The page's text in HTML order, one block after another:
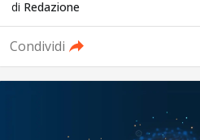
di Redazione
Condividi